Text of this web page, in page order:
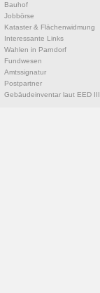
Bauhof
Jobbörse
Kataster & Flächenwidmung
Interessante Links
Wahlen in Parndorf
Fundwesen
Amtssignatur
Postpartner
Gebäudeinventar laut EED III